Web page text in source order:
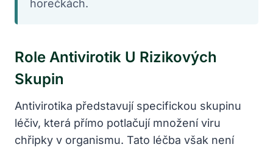
horečkách.
Role Antivirotik U Rizikových
Skupin
Antivirotika představují specifickou skupinu
léčiv, která přímo potlačují množení viru
chřipky v organismu. Tato léčba však není